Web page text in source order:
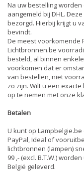
Na uw bestelling
aangemeld bij DHL.
bezorgd. Hierbij krijgt u
bevindt.
De meest voorkomende
Lichtbronnen.be
besteld, al binnen
voorkomen dat er
van bestellen, niet
zo zijn. Wilt u een
op te nemen met onze
Betalen
U kunt op
PayPal, Ideal of
lichtbronnen (lampen)
99 ,- (excl. B.T.W.)
België geleverd.